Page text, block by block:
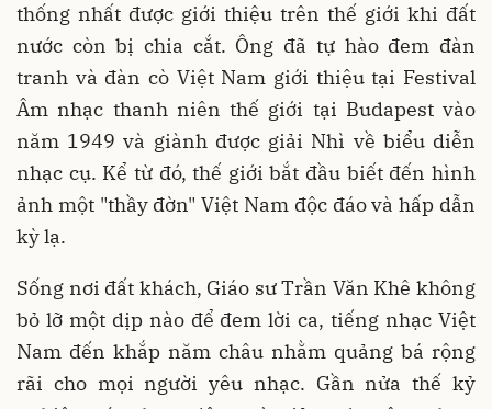
thống nhất được giới thiệu trên thế giới khi đất
nước còn bị chia cắt. Ông đã tự hào đem đàn
tranh và đàn cò Việt Nam giới thiệu tại Festival
Âm nhạc thanh niên thế giới tại Budapest vào
năm 1949 và giành được giải Nhì về biểu diễn
nhạc cụ. Kể từ đó, thế giới bắt đầu biết đến hình
ảnh một "thầy đờn" Việt Nam độc đáo và hấp dẫn
kỳ lạ.
Sống nơi đất khách, Giáo sư Trần Văn Khê không
bỏ lỡ một dịp nào để đem lời ca, tiếng nhạc Việt
Nam đến khắp năm châu nhằm quảng bá rộng
rãi cho mọi người yêu nhạc. Gần nửa thế kỷ